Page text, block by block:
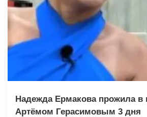
Надежда Ермакова прожила в
Артёмом Герасимовым 3 дня